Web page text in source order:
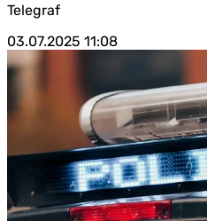
Telegraf
03.07.2025 11:08